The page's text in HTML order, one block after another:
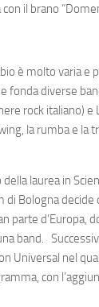
il brano
è molto varia e
fonda diverse
rock italiano) e
la rumba e la
laurea in
di Bologna decide
parte d’Europa,
band.
Universal nel
con